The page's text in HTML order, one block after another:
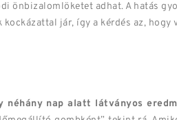
önbizalomlöketet adhat. A hatás
jár, így a kérdés az, hogy
néhány nap alatt látványos